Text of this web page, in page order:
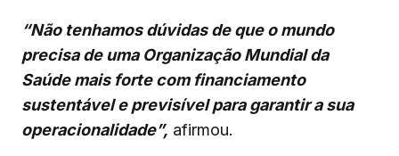
“Não tenhamos dúvidas de que o mundo
precisa de uma Organização Mundial da
Saúde mais forte com financiamento
sustentável e previsível para garantir a sua
operacionalidade”, afirmou.